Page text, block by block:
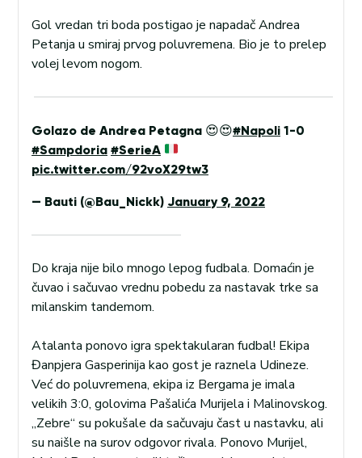
Gol vredan tri boda postigao je napadač Andrea
Petanja u smiraj prvog poluvremena. Bio je to prelep
volej levom nogom.
Golazo de Andrea Petagna 😍😍#Napoli 1-0
#Sampdoria #SerieA
pic.twitter.com/92voX29tw3
— Bauti (@Bau_Nickk) January 9, 2022
Do kraja nije bilo mnogo lepog fudbala. Domaćin je
čuvao i sačuvao vrednu pobedu za nastavak trke sa
milanskim tandemom.
Atalanta ponovo igra spektakularan fudbal! Ekipa
Đanpjera Gasperinija kao gost je raznela Udineze.
Već do poluvremena, ekipa iz Bergama je imala
velikih 3:0, golovima Pašalića Murijela i Malinovskog.
„Zebre“ su pokušale da sačuvaju čast u nastavku, ali
su naišle na surov odgovor rivala. Ponovo Murijel,